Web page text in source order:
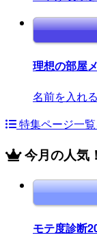
理想の部屋
名前を入れ
特集ページ一
今月の人気！
モテ度診断